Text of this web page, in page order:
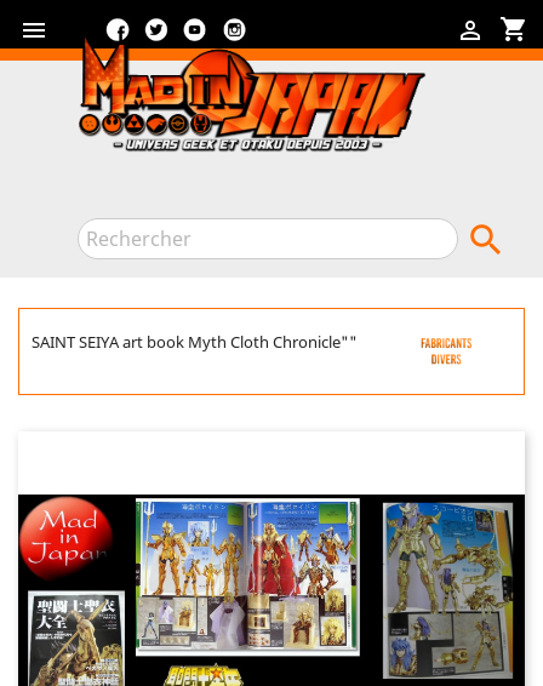
 shopping_cart

FacebookTwitterYouTube

SAINT SEIYA art book Myth Cloth Chronicle""